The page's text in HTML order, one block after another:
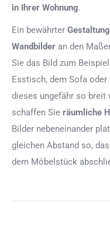
in Ihrer Wohnung.
Ein bewährter
Wandbilder an den
Sie das Bild zum
Esstisch, dem Sofa
dieses ungefähr so
schaffen Sie räumliche
Bilder nebeneinander
gleichen Abstand so,
dem Möbelstück